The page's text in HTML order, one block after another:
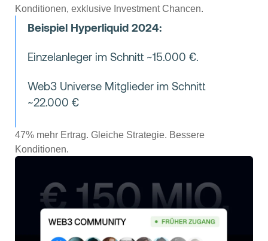
Konditionen, exklusive Investment Chancen.
Beispiel Hyperliquid 2024:
Einzelanleger im Schnitt ~15.000 €.
Web3 Universe Mitglieder im Schnitt
~22.000 €
47% mehr Ertrag. Gleiche Strategie. Bessere
Konditionen.